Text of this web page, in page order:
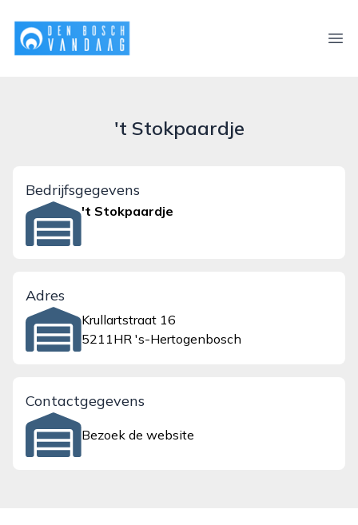
denboschvandaag.nl
't Stokpaardje
Bedrijfsgegevens
't Stokpaardje
Adres
Krullartstraat 16
5211HR 's-Hertogenbosch
Contactgegevens
Bezoek de website